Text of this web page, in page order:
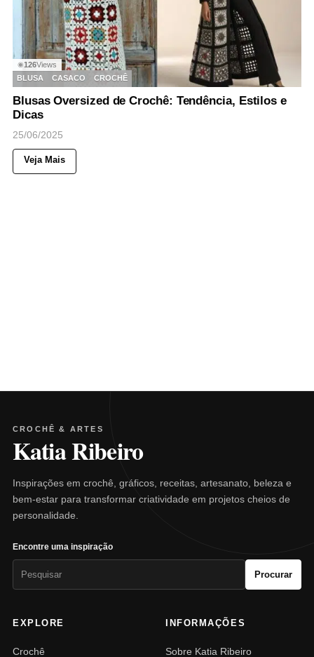
◉126Views
BLUSA
CASACO CROCHÊ
Blusas Oversized de Crochê: Tendência, Estilos e
Dicas
25/06/2025
Veja Mais
CROCHÊ & ARTES
Katia Ribeiro
Inspirações em crochê, gráficos, receitas, artesanato, beleza e
bem-estar para transformar criatividade em projetos cheios de
personalidade.
Encontre uma inspiração
Procurar
EXPLORE
Crochê
INFORMAÇÕES
Sobre Katia Ribeiro